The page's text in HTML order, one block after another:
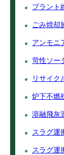
プラント
ごみ焼却
アンモニ
苛性ソー
リサイク
炉下不燃
溶融飛灰
スラグ運
スラグ運